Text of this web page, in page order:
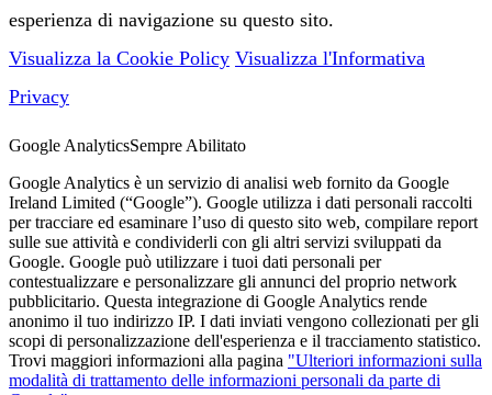
esperienza di navigazione su questo sito.
Visualizza la Cookie Policy Visualizza l'Informativa
Privacy
Google AnalyticsSempre Abilitato
Google Analytics è un servizio di analisi web fornito da Google
Ireland Limited (“Google”). Google utilizza i dati personali raccolti
per tracciare ed esaminare l’uso di questo sito web, compilare report
sulle sue attività e condividerli con gli altri servizi sviluppati da
Google. Google può utilizzare i tuoi dati personali per
contestualizzare e personalizzare gli annunci del proprio network
pubblicitario. Questa integrazione di Google Analytics rende
anonimo il tuo indirizzo IP. I dati inviati vengono collezionati per gli
scopi di personalizzazione dell'esperienza e il tracciamento statistico.
Trovi maggiori informazioni alla pagina "Ulteriori informazioni sulla
modalità di trattamento delle informazioni personali da parte di